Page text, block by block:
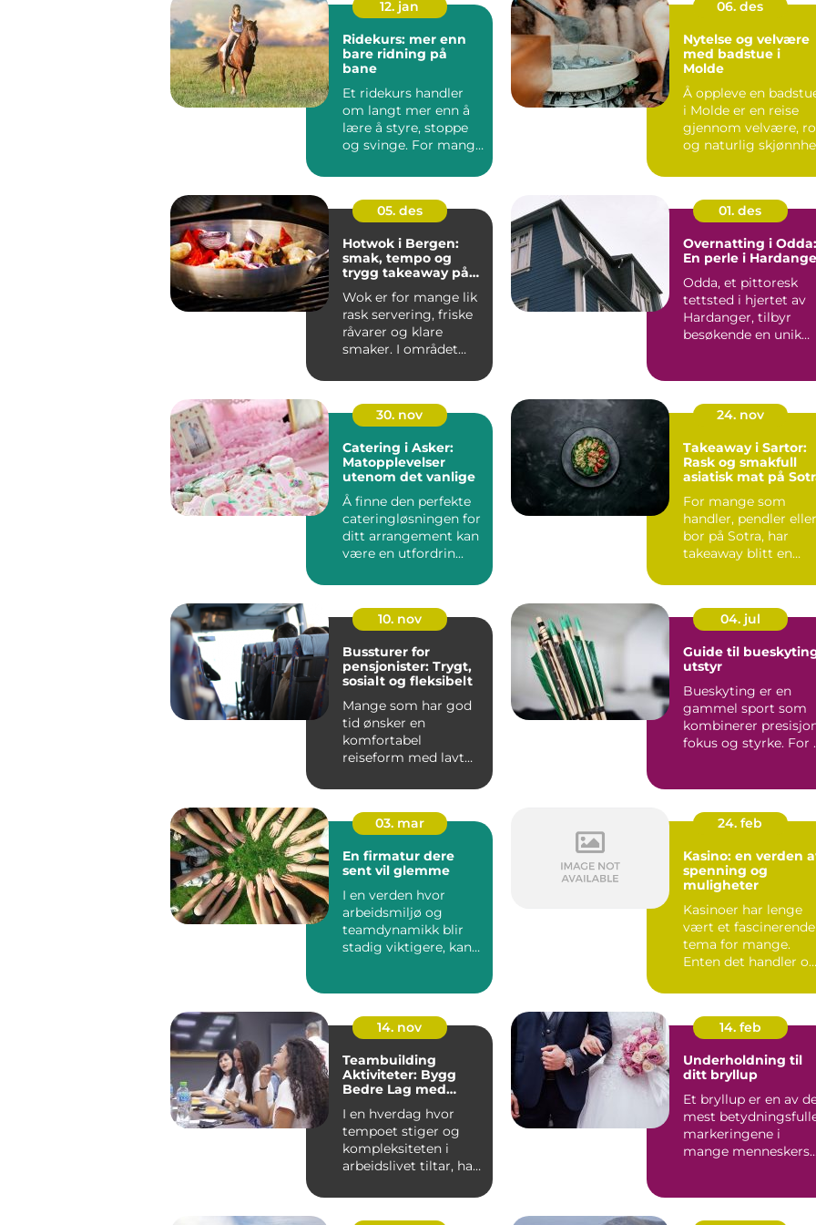
12. jan
Ridekurs: mer enn
bare ridning på
bane
Et ridekurs handler
om langt mer enn å
lære å styre, stoppe
og svinge. For mange
06. des
Nytelse og velvære
med badstue i
Molde
Å oppleve en
i Molde er en reise
gjennom velvære, ro
og naturlig
05. des
Hotwok i Bergen:
smak, tempo og
trygg takeaway på
Wok er for mange lik
rask servering, friske
råvarer og klare
smaker. I området
01. des
Overnatting i Odda:
En perle i
Odda, et pittoresk
tettsted i hjertet av
Hardanger, tilbyr
besøkende en unik
30. nov
Catering i Asker:
Matopplevelser
utenom det vanlige
Å finne den perfekte
cateringløsningen for
ditt arrangement kan
være en utfordrin...
24. nov
Takeaway i Sartor:
Rask og smakfull
asiatisk mat på
For mange som
handler, pendler eller
bor på Sotra, har
takeaway blitt en
10. nov
Bussturer for
pensjonister: Trygt,
sosialt og fleksibelt
Mange som har god
tid ønsker en
komfortabel
reiseform med lavt
samtale...
04. jul
Guide til
utstyr
Bueskyting er en
gammel sport som
kombinerer
fokus og styrke. For
03. mar
En firmatur dere
sent vil glemme
I en verden hvor
arbeidsmiljø og
teamdynamikk blir
stadig viktigere, kan
24. feb
Kasino: en verden
spenning og
muligheter
Kasinoer har lenge
vært et fascinerende
tema for mange.
Enten det handler om
14. nov
Teambuilding
Aktiviteter: Bygg
Bedre Lag med
I en hverdag hvor
tempoet stiger og
kompleksiteten i
arbeidslivet tiltar, har
godt...
14. feb
Underholdning til
ditt bryllup
Et bryllup er en av
mest
markeringene i
mange menneskers